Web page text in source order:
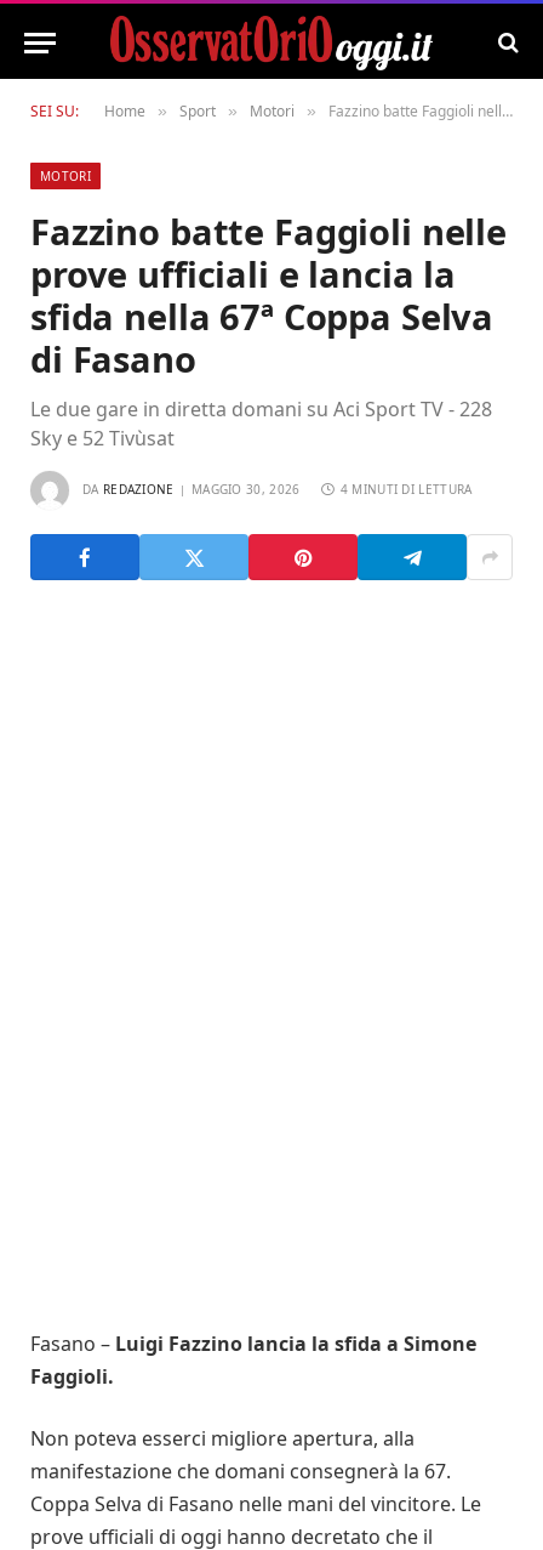
SEI SU: Home » Sport » Motori » Fazzino batte Faggioli nelle prove ufficiali e lancia la sfida nella 67ª Coppa Selva di Fasano
MOTORI
Fazzino batte Faggioli nelle
prove ufficiali e lancia la
sfida nella 67ª Coppa Selva
di Fasano
Le due gare in diretta domani su Aci Sport TV - 228
Sky e 52 Tivùsat
DA REDAZIONE MAGGIO 30, 2026 4 MINUTI DI LETTURA
Fasano – Luigi Fazzino lancia la sfida a Simone
Faggioli.
Non poteva esserci migliore apertura, alla
manifestazione che domani consegnerà la 67.
Coppa Selva di Fasano nelle mani del vincitore. Le
prove ufficiali di oggi hanno decretato che il